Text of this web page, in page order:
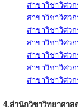
สาขาวิชาวิศว
สาขาวิชาวิศว
สาขาวิชาวิศว
สาขาวิชาวิศว
สาขาวิชาวิศว
สาขาวิชาวิศว
สาขาวิชาวิศว
4.สำนักวิชาวิทยาศาส